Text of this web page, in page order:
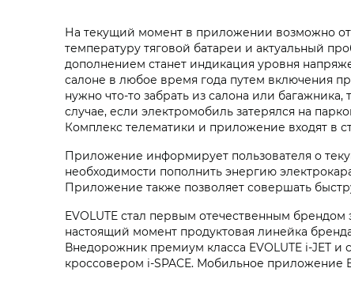
На текущий момент в приложении возможно
температуру тяговой батареи и актуальный
дополнением станет индикация уровня
салоне в любое время года путем включения
нужно что-то забрать из салона или
случае, если электромобиль затерялся на
Комплекс телематики и приложение входят в
Приложение информирует пользователя о
необходимости пополнить энергию
Приложение также позволяет совершать
EVOLUTE стал первым отечественным
настоящий момент продуктовая линейка
Внедорожник премиум класса EVOLUTE i‑JET
кроссовером i‑SPACE. Мобильное приложение